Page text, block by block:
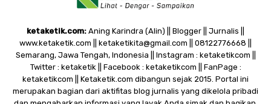
ketaketik.com: Aning Karindra (Alin) || Blogger || Jurnalis ||
www.ketaketik.com || ketaketikita@gmail.com || 08122776668 ||
Semarang, Jawa Tengah, Indonesia || Instagram : ketaketikcom ||
Twitter : ketaketik || Facebook : ketaketikcom || FanPage :
ketaketikcom || Ketaketik.com dibangun sejak 2015. Portal ini
merupakan bagian dari aktifitas blog jurnalis yang dikelola pribadi